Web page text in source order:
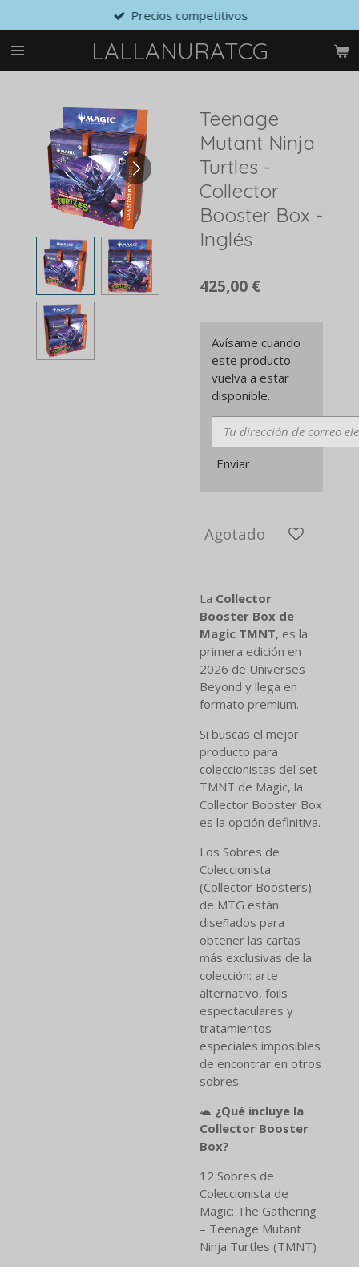
al
contenido
principal
LALLANURATCG
Precios competitivos
Teenage
Mutant Ninja
Turtles -
Collector
Booster Box -
Inglés
425,00 €
Avísame cuando
este producto
vuelva a estar
disponible.
Enviar
Agotado
La Collector
Booster Box de
Magic TMNT, es la
primera edición en
2026 de Universes
Beyond y llega en
formato premium.
Si buscas el mejor
producto para
coleccionistas del set
TMNT de Magic, la
Collector Booster Box
es la opción definitiva.
Los Sobres de
Coleccionista
(Collector Boosters)
de MTG están
diseñados para
obtener las cartas
más exclusivas de la
colección: arte
alternativo, foils
espectaculares y
tratamientos
especiales imposibles
de encontrar en otros
sobres.
🐢 ¿Qué incluye la
Collector Booster
Box?
12 Sobres de
Coleccionista de
Magic: The Gathering
– Teenage Mutant
Ninja Turtles (TMNT)